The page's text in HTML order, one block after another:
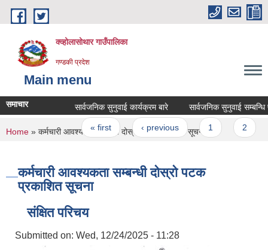
Skip to main content
क्व्होलासोथार गाउँपालिका
गण्डकी प्रदेश
Main menu
समाचार सार्वजनिक सुनुवाई कार्यक्रम बारे सार्वजनिक सुनुवाई सम्बन्धि
Pages
« first ‹ previous 1
You are here
Home » कर्मचारी आवश्यकता सम्बन्धी दोस्रो पटक प्रकाशित सूचना
कर्मचारी आवश्यकता सम्बन्धी दोस्रो पटक
प्रकाशित सूचना
संक्षित परिचय
Submitted on: Wed, 12/24/2025 - 11:28